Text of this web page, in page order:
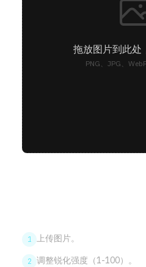
拖放图片到此处
PNG、JPG、
1 上传图片。
2 调整锐化强度（1-100）。